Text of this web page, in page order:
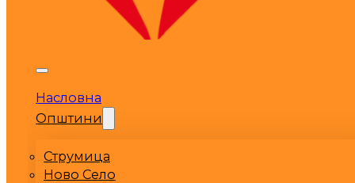
Насловна
Општини
Струмица
Ново Село